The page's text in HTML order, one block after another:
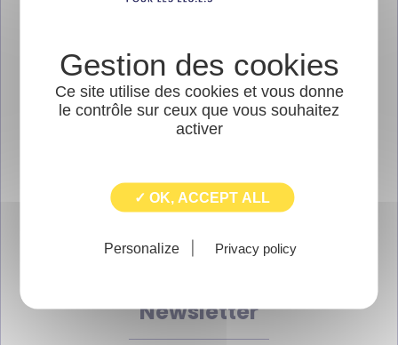
FORMATIONS
INITIATIVES LOCALES
LES DERNIÈRES LETTRES DE L'ARIC
PUBLICATIONS
Newsletter
Ce site utilise des cookies et vous donne
le contrôle sur ceux que vous souhaitez
activer
✓ OK, ACCEPT ALL
Personalize Privacy policy